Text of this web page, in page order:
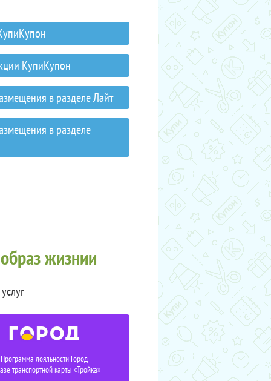
КупиКупон
в разделе Лайт
в разделе
жизнии
Программа лояльности Город
транспортной карты «Тройка»